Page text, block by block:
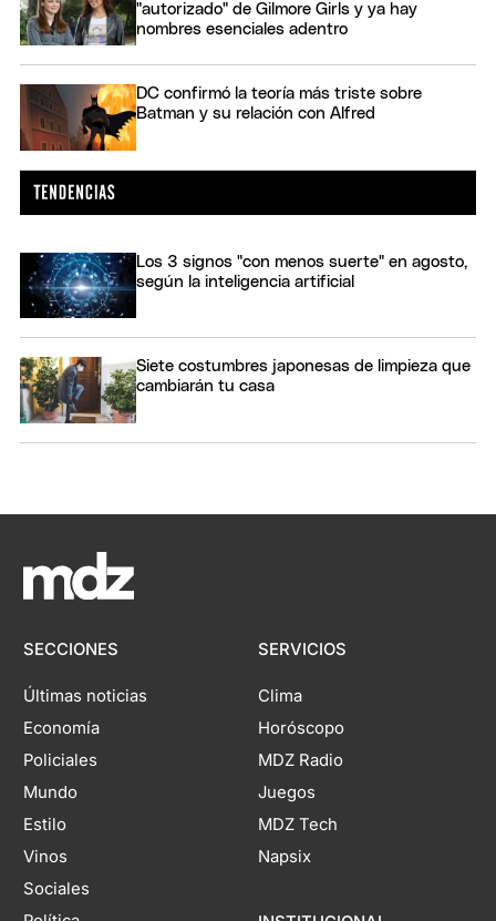
"autorizado" de Gilmore Girls y ya hay
nombres esenciales adentro
DC confirmó la teoría más triste sobre
Batman y su relación con Alfred
Los 3 signos "con menos suerte" en agosto,
según la inteligencia artificial
Siete costumbres japonesas de limpieza que
cambiarán tu casa
SECCIONES
Últimas noticias
Economía
Policiales
Mundo
Estilo
Vinos
Sociales
SERVICIOS
Clima
Horóscopo
MDZ Radio
Juegos
MDZ Tech
Napsix